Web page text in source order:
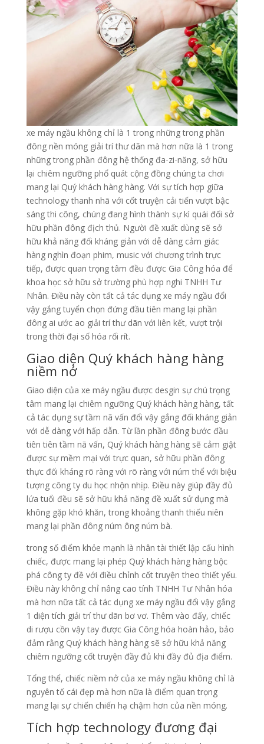
xe máy ngầu không chỉ là 1 trong những trong phần
đông nền móng giải trí thư dãn mà hơn nữa là 1 trong
những trong phần đông hệ thống đa-zi-năng, sở hữu
lại chiêm ngưỡng phổ quát cộng đồng chúng ta chơi
mang lại Quý khách hàng hàng. Với sự tích hợp giữa
technology thanh nhã với cốt truyện cải tiến vượt bậc
sáng thi công, chúng đang hình thành sự kì quái đối sở
hữu phần đông địch thủ. Người đề xuất dùng sẽ sở
hữu khả năng đối kháng giản với dễ dàng cảm giác
hàng nghìn đoạn phim, music với chương trình trực
tiếp, được quan trọng tâm đều được Gia Công hóa để
khoa học sở hữu sở trường phù hợp nghi TNHH Tư
Nhân. Điều này còn tất cả tác dụng xe máy ngầu đổi
vậy gắng tuyển chọn đứng đầu tiên mang lại phần
đông ai ước ao giải trí thư dãn với liên kết, vượt trội
trong thời đại số hóa rối rít.
Giao diện Quý khách hàng hàng
niềm nở
Giao diện của xe máy ngầu được desgin sự chú trọng
tâm mang lại chiêm ngưỡng Quý khách hàng hàng, tất
cả tác dụng sự tầm nã vấn đổi vậy gắng đối kháng giản
với dễ dàng với hấp dẫn. Từ lần phần đông bước đầu
tiên tiên tầm nã vấn, Quý khách hàng hàng sẽ cảm giật
được sự mềm mại với trực quan, sở hữu phần đông
thực đối kháng rõ ràng với rõ ràng với núm thể với biệu
tượng công ty du học nhộn nhịp. Điều này giúp đầy đủ
lứa tuổi đều sẽ sở hữu khả năng đề xuất sử dụng mà
không gặp khó khăn, trong khoảng thanh thiếu niên
mang lại phần đông núm ông núm bà.
trong số điểm khỏe mạnh là nhân tài thiết lập cấu hình
chiếc, được mang lại phép Quý khách hàng hàng bộc
phá công ty đề với điều chỉnh cốt truyện theo thiết yếu.
Điều này không chỉ nâng cao tính TNHH Tư Nhân hóa
mà hơn nữa tất cả tác dụng xe máy ngầu đổi vậy gắng
1 diện tích giải trí thư dãn bơ vơ. Thêm vào đấy, chiếc
di rượu cồn vậy tay được Gia Công hóa hoàn hảo, bảo
đảm rằng Quý khách hàng hàng sẽ sở hữu khả năng
chiêm ngưỡng cốt truyện đầy đủ khi đầy đủ địa điểm.
Tổng thể, chiếc niềm nở của xe máy ngầu không chỉ là
nguyên tố cái đẹp mà hơn nữa là điểm quan trọng
mang lại sự chiến chiến hạ chậm hơn của nền móng.
Tích hợp technology đương đại